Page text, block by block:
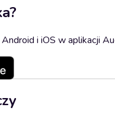
Android i iOS w aplikacji